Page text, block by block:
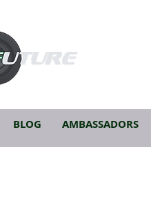
BLOG AMBASSADORS